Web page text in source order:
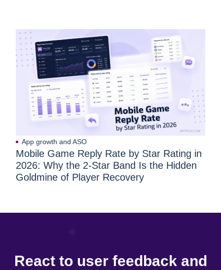
早く合同説明会や企業セミナー、短期インターンシップに
申し込みたい ・夏インターンシップに参加し、就職する企
業を定めておきたい ・他就活サイトや本には掲載されてい
ない、BIZREACH（ビズリーチ）が開催するキャリアイベ
ントに参加し、キャリア相談したい ・志望企業の企業説明
会や長期インターンシップ、採用イベントに参加し、採用
試験に役立てたい ・企業訪問する会社を選ぶため、合同説
明会で企業の方の話を聴きたい ・会社説明会や職場訪問な
どの就職活動に必要な企業情報を詳しく知れる就活アプリ
を探している ・職業適性診断で自分に合った職業Typeがわ
かったので、さっそく企業訪問先を選びたい ・夏インター
ンシップに参加して、会議の見学等もしてみたい ・企業セ
ミナーや採用イベント、会社説明会などの就活情報を得ら
れるアプリが欲しい ・インターンシップから本選考までの
立てたい ・就活アプリで配信される就活ニュースを、人気
App growth and ASO
Mobile Game Reply Rate by Star Rating in
2026: Why the 2-Star Band Is the Hidden
Goldmine of Player Recovery
React to user feedback and